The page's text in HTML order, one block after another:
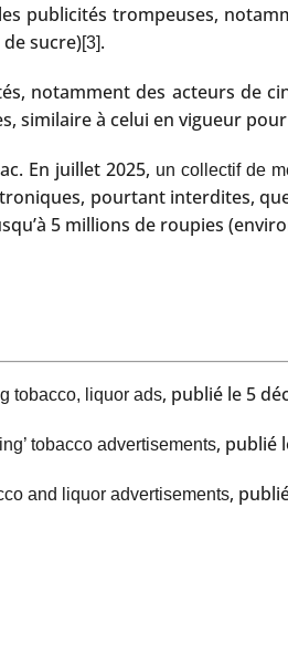
publicités trompeuses,
sucre)[3].
notamment des acteurs de
similaire à celui en vigueur
En juillet 2025, un collectif de
pourtant interdites,
5 millions de roupies
tobacco, liquor ads, publié le 5
tobacco advertisements, publié
and liquor advertisements,